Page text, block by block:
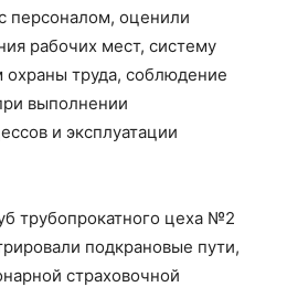
персоналом, оценили
рабочих мест, систему
охраны труда, соблюдение
выполнении
и эксплуатации
трубопрокатного цеха №2
подкрановые пути,
страховочной